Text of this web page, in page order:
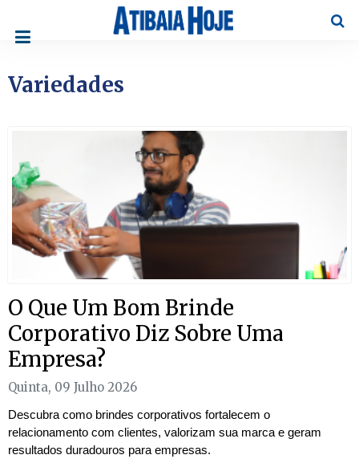
Variedades
O Que Um Bom Brinde
Corporativo Diz Sobre Uma
Empresa?
Quinta, 09 Julho 2026
Descubra como brindes corporativos fortalecem o
relacionamento com clientes, valorizam sua marca e geram
resultados duradouros para empresas.